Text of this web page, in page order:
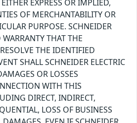
EXPRESS OR IMPLIED,
OF MERCHANTABILITY OR
PURPOSE. SCHNEIDER
THAT THE
THE IDENTIFIED
SHALL SCHNEIDER ELECTRIC
OR LOSSES
WITH THIS
DIRECT, INDIRECT,
LOSS OF BUSINESS